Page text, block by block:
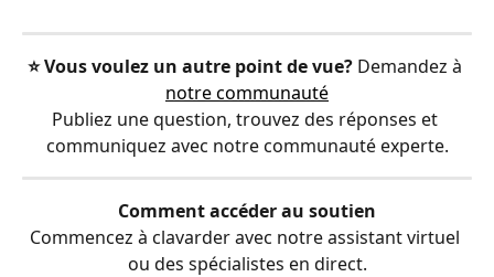
⭐️ Vous voulez un autre point de vue? Demandez à
notre communauté
Publiez une question, trouvez des réponses et
communiquez avec notre communauté experte.
Comment accéder au soutien
Commencez à clavarder avec notre assistant virtuel
ou des spécialistes en direct.